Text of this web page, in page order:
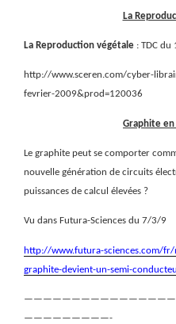
La
La Reproduction végétale : TDC
http://www.sceren.com/cyber-
fevrier-2009&prod=120036
Graphite
Le graphite peut se comporter
nouvelle génération de circuits
puissances de calcul élevées ?
Vu dans Futura-Sciences du 7/3/9
http://www.futura-sciences.com/
graphite-devient-un-semi-
—————————-